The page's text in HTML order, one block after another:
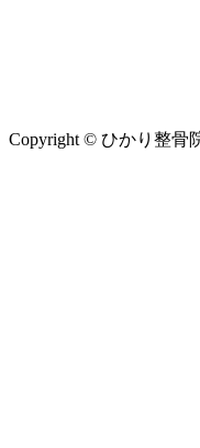
Copyright © ひかり整骨